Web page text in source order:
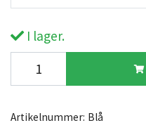
I lager.
Artikelnummer: Blå